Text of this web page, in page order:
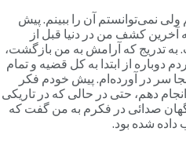
نمی‌توانستم آن را ببینم. پیش
کشف من در دنیا قبل از
تدریج که آرامش به من بازگشت،
از ابتدا به کل قضیه و تمام
سر در آورده‌ام. پیش خودم فکر
دهم، حتی در حالی که در تاریکی
صدائی در فکرم به من گفت که
شده بود.